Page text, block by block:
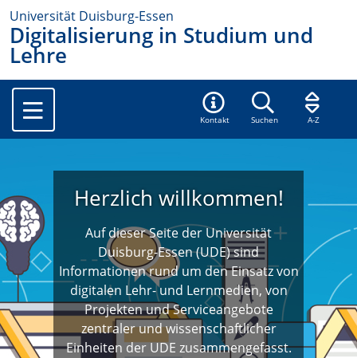
Universität Duisburg-Essen
Digitalisierung in Studium und
Lehre
Kontakt Suchen A-Z
Herzlich willkommen!
Auf dieser Seite der Universität
Duisburg-Essen (UDE) sind
Informationen rund um den Einsatz von
digitalen Lehr- und Lernmedien, von
Projekten und Serviceangebote
zentraler und wissenschaftlicher
Einheiten der UDE zusammengefasst.